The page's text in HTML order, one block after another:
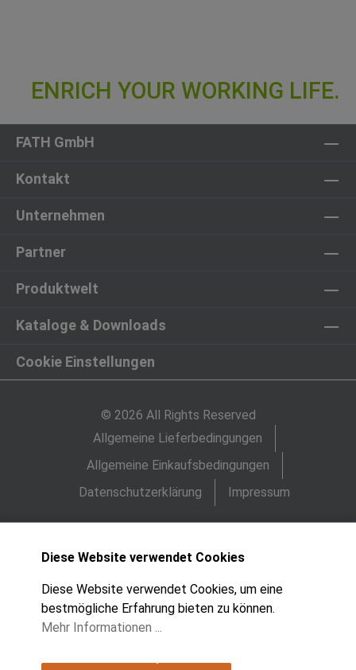
FATH GmbH
Kontakt
Unternehmen
Partner
Produktwelt
Kataloge & Downloads
Cookie Einstellungen
© 2026 All Rights Reserved
Allgemeine Lieferbedingungen
Allgemeine Einkaufsbedingungen
Datenschutzerklärung
Impressum
Diese Website verwendet Cookies
Diese Website verwendet Cookies, um eine
bestmögliche Erfahrung bieten zu können.
Mehr Informationen ...